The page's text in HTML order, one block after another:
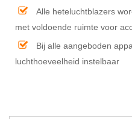
Alle heteluchtblazers
met voldoende ruimte voor
Bij alle aangeboden
luchthoeveelheid instelbaar